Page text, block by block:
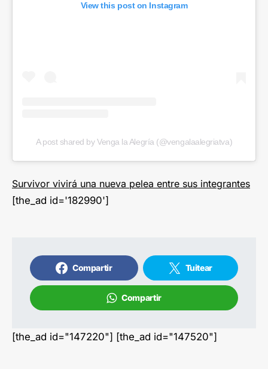
View this post on Instagram
A post shared by Venga la Alegría (@vengalaalegriatva)
Survivor vivirá una nueva pelea entre sus integrantes
[the_ad id='182990']
Compartir Tuitear
Compartir
[the_ad id="147220"] [the_ad id="147520"]